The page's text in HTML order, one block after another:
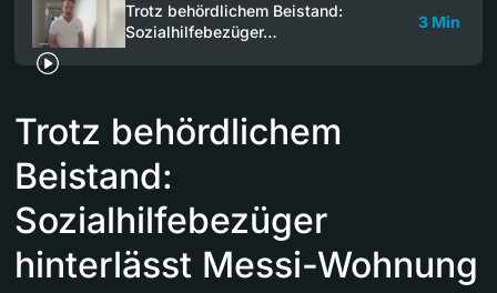
Trotz behördlichem Beistand:
Sozialhilfebezüger…
3 Min
Trotz behördlichem
Beistand:
Sozialhilfebezüger
hinterlässt Messi-Wohnung